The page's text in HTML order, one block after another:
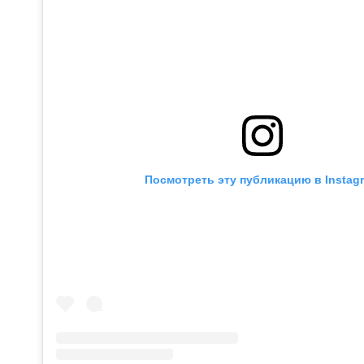
Посмотреть эту публикацию в